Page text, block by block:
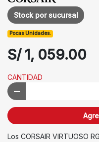
Stock por sucursal
Pocas Unidades.
S/ 1, 059.00
CANTIDAD
Los CORSAIR VIRTUOSO